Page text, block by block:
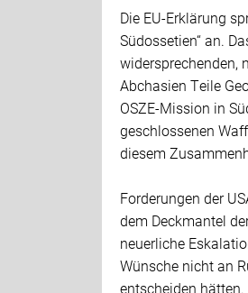
Die EU-Erklärung
Südossetien“ an.
widersprechenden,
Abchasien Teile
OSZE-Mission in
geschlossenen
diesem
Forderungen der
dem Deckmantel
neuerliche
Wünsche nicht an
entscheiden